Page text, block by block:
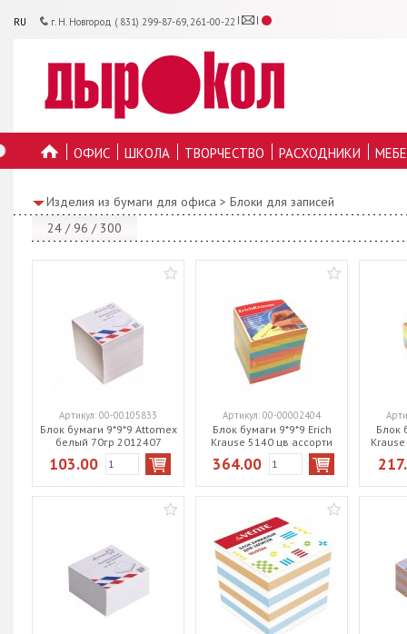
RU г. Н. Новгород ( 831) 299-87-69, 261-00-22
ОФИС ШКОЛА ТВОРЧЕСТВО РАСХОДНИКИ
Изделия из бумаги для офиса > Блоки для записей
24 / 96 / 300
Блок бумаги 9*9*9 Attomex
белый 70гр 2012407
Артикул: 00-00105833
103.00
Блок бумаги 9*9*9 Erich
Krause 5140 цв ассорти
Артикул: 00-00002404
364.00
Блок